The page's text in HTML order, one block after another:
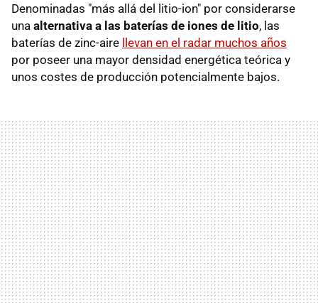
Denominadas "más allá del litio-ion" por considerarse
una alternativa a las baterías de iones de litio, las
baterías de zinc-aire llevan en el radar muchos años
por poseer una mayor densidad energética teórica y
unos costes de producción potencialmente bajos.